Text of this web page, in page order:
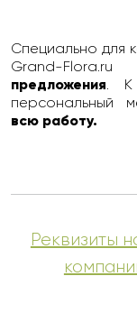
Специально для
Grand-
предложения. К
персональный
всю работу.
Реквизиты